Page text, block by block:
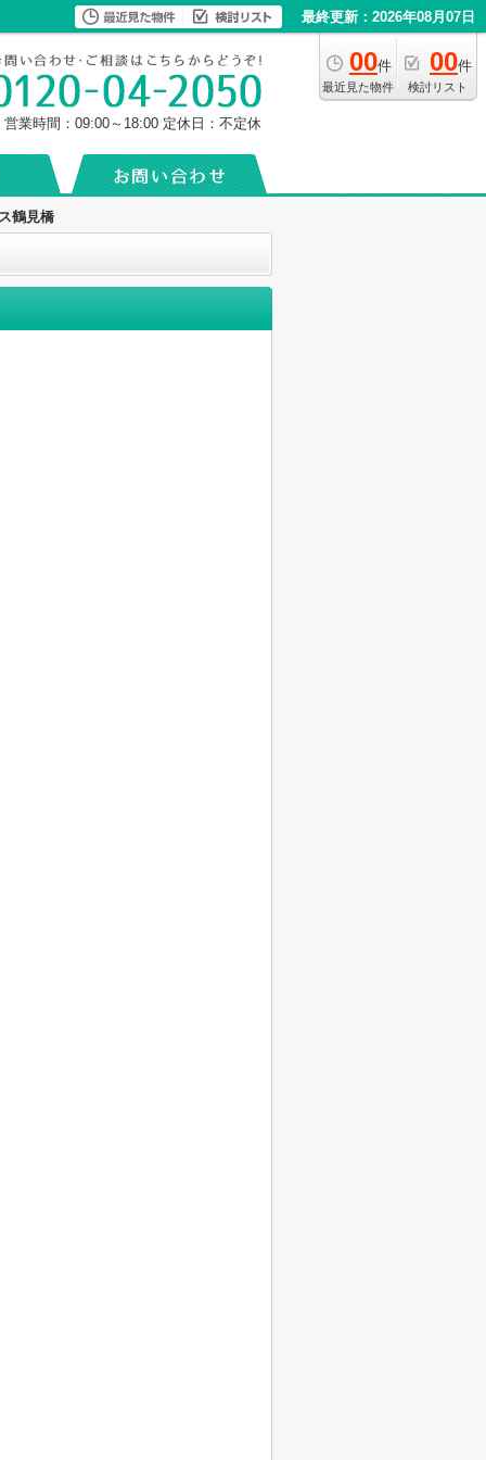
最終更新：2026年08月07日
00件
最近見た物件
00件
検討リスト
営業時間：09:00～18:00 定休日：不定休
鶴見橋